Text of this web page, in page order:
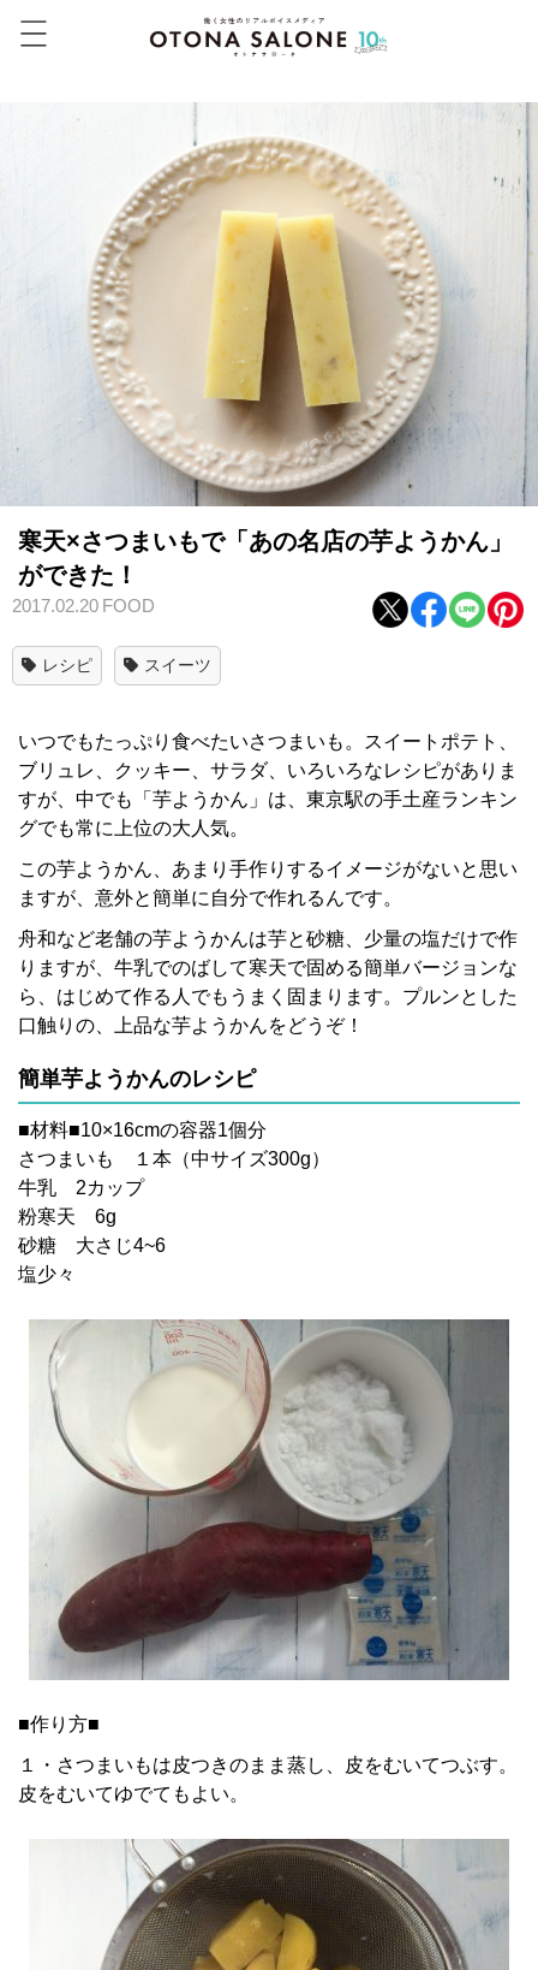
寒天×さつまいもで「あの名店の芋ようかん」
ができた！
2017.02.20 FOOD
レシピ スイーツ
いつでもたっぷり食べたいさつまいも。スイートポテト、
ブリュレ、クッキー、サラダ、いろいろなレシピがありま
すが、中でも「芋ようかん」は、東京駅の手土産ランキン
グでも常に上位の大人気。
この芋ようかん、あまり手作りするイメージがないと思い
ますが、意外と簡単に自分で作れるんです。
舟和など老舗の芋ようかんは芋と砂糖、少量の塩だけで作
りますが、牛乳でのばして寒天で固める簡単バージョンな
ら、はじめて作る人でもうまく固まります。プルンとした
口触りの、上品な芋ようかんをどうぞ！
簡単芋ようかんのレシピ
■材料■10×16cmの容器1個分
さつまいも １本（中サイズ300g）
牛乳 2カップ
粉寒天 6g
砂糖 大さじ4~6
塩少々
■作り方■
１・さつまいもは皮つきのまま蒸し、皮をむいてつぶす。
皮をむいてゆでてもよい。